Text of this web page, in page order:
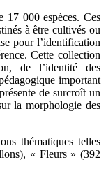
17 000 espèces. Ces
à être cultivés ou
pour l’identification
Cette collection
de l’identité des
important
de surcroît un
la morphologie des
thématiques telles
« Fleurs » (392